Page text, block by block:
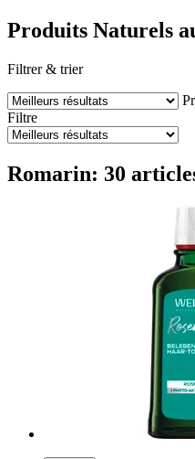
Produits Naturels
Filtrer & trier
Filtre
Romarin: 30